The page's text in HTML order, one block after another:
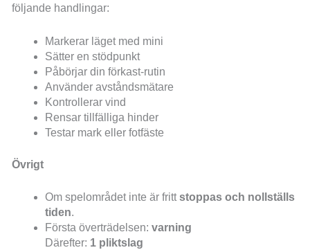
följande handlingar:
Markerar läget med mini
Sätter en stödpunkt
Påbörjar din förkast-rutin
Använder avståndsmätare
Kontrollerar vind
Rensar tillfälliga hinder
Testar mark eller fotfäste
Övrigt
Om spelområdet inte är frittstoppas och nollställs
tiden.
Första överträdelsen:varning
Därefter: 1 pliktslag